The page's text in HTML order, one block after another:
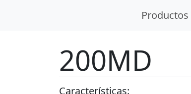
Productos
200MD
Características: